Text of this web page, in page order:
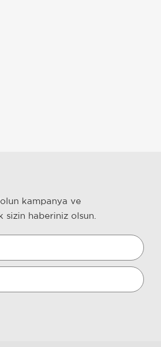
kampanya ve
sizin haberiniz olsun.